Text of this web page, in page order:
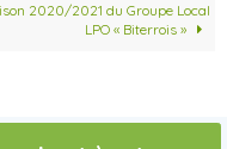
2020/2021 du Groupe Local
LPO « Biterrois »